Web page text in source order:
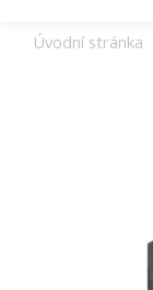
Úvodní stránka